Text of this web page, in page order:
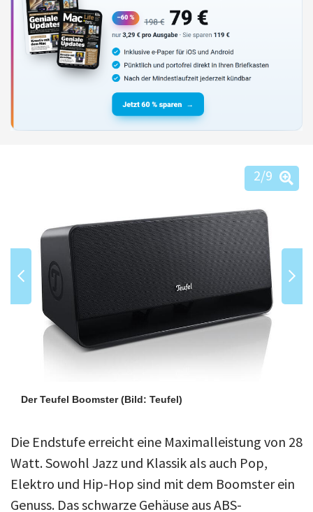
Der Teufel Boomster(Bild: Teufel)
2/9
Die Endstufe erreicht eine Maximalleistung von 28
Watt. Sowohl Jazz und Klassik als auch Pop,
Elektro und Hip-Hop sind mit dem Boomster ein
Genuss. Das schwarze Gehäuse aus ABS-